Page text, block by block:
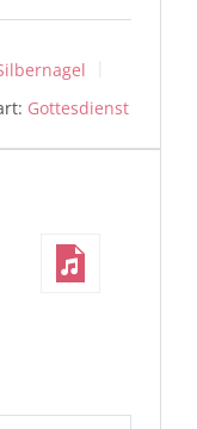
Gottesdienst